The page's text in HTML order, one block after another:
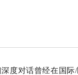
度对话曾经在国际